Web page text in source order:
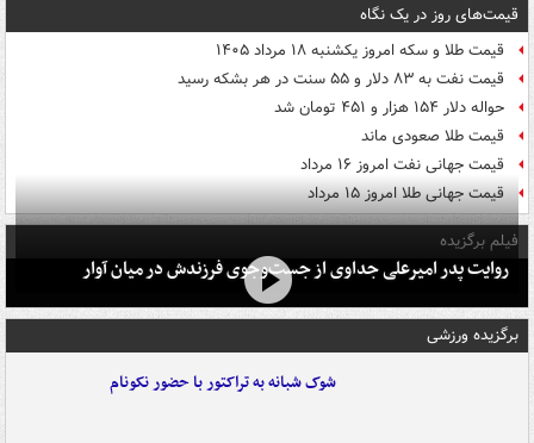
قیمت‌های روز در یک نگاه
قیمت طلا و سکه امروز یکشنبه ۱۸ مرداد ۱۴۰۵
قیمت نفت به ۸۳ دلار و ۵۵ سنت در هر بشکه رسید
حواله دلار ۱۵۴ هزار و ۴۵۱ تومان شد
قیمت طلا صعودی ماند
قیمت جهانی نفت امروز ۱۶ مرداد
قیمت جهانی طلا امروز ۱۵ مرداد
فیلم برگزیده
روایت پدر امیرعلی جداوی از جست‌وجوی فرزندش در میان آوار
برگزیده ورزشی
شوک شبانه به تراکتور با حضور نکونام